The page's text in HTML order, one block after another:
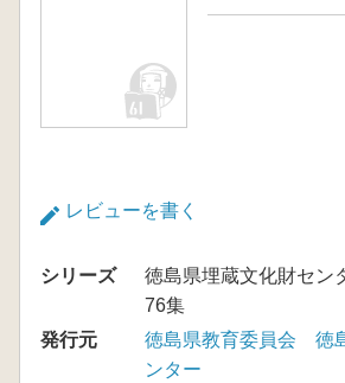
レビューを書く
シリーズ
徳島県埋蔵文化財セン
76集
発行元
徳島県教育委員会 徳
ンター